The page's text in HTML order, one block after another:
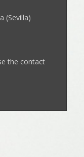
(Sevilla)
the contact